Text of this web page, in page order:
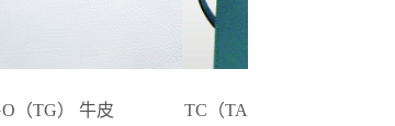
（TG） 牛皮
TC（TAURILLON